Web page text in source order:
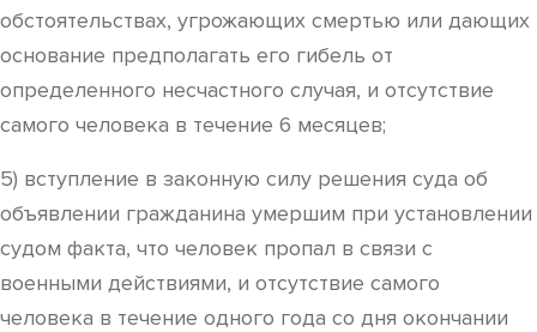
обстоятельствах, угрожающих смертью или дающих
основание предполагать его гибель от
определенного несчастного случая, и отсутствие
самого человека в течение 6 месяцев;
5) вступление в законную силу решения суда об
объявлении гражданина умершим при установлении
судом факта, что человек пропал в связи с
военными действиями, и отсутствие самого
человека в течение одного года со дня окончании